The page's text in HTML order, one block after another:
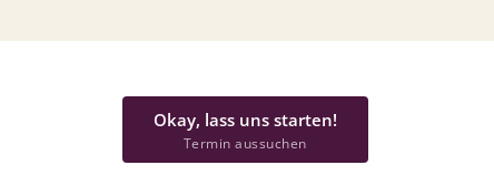
Okay, lass uns starten!
Termin aussuchen